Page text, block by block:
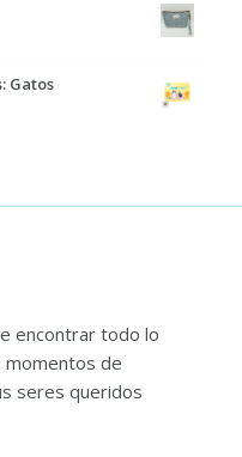
Gatos
encontrar todo lo
momentos de
seres queridos